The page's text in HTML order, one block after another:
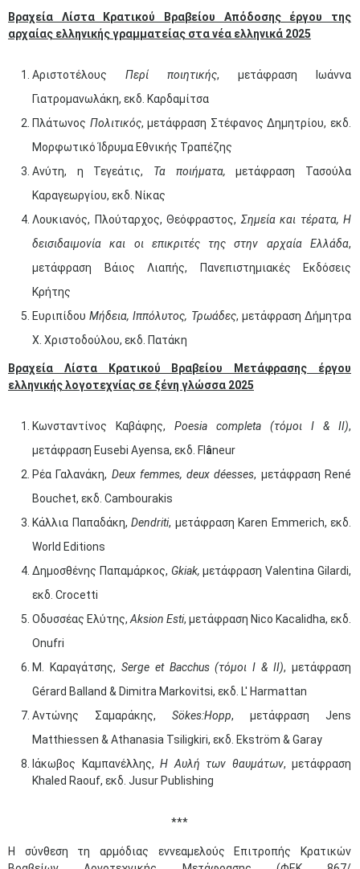
Βραχεία Λίστα Κρατικού Βραβείου Απόδοσης έργου της
αρχαίας ελληνικής γραμματείας στα νέα ελληνικά 2025
Αριστοτέλους Περί ποιητικής, μετάφραση Ιωάννα
Γιατρομανωλάκη, εκδ. Καρδαμίτσα
Πλάτωνος Πολιτικός, μετάφραση Στέφανος Δημητρίου, εκδ.
Μορφωτικό Ίδρυμα Εθνικής Τραπέζης
Ανύτη, η Τεγεάτις, Τα ποιήματα, μετάφραση Τασούλα
Καραγεωργίου, εκδ. Νίκας
Λουκιανός, Πλούταρχος, Θεόφραστος, Σημεία και τέρατα, Η
δεισιδαιμονία και οι επικριτές της στην αρχαία Ελλάδα,
μετάφραση Βάιος Λιαπής, Πανεπιστημιακές Εκδόσεις
Κρήτης
ΕυριπίδουΜήδεια, Ιππόλυτος, Τρωάδες, μετάφραση Δήμητρα
Χ. Χριστοδούλου, εκδ. Πατάκη
Βραχεία Λίστα Κρατικού Βραβείου Μετάφρασης έργου
ελληνικής λογοτεχνίας σε ξένη γλώσσα 2025
Κωνσταντίνος Καβάφης, Poesia completa (τόμοι Ι & ΙΙ),
μετάφραση Eusebi Ayensa, εκδ. Fl âneur
Ρέα Γαλανάκη, Deux femmes,deux déesses, μετάφραση René
Bouchet, εκδ. Cambourakis
Κάλλια Παπαδάκη, Dendriti, μετάφραση Karen Emmerich, εκδ.
World Editions
Δημοσθένης Παπαμάρκος, Gkiak, μετάφραση Valentina Gilardi,
εκδ. Crocetti
Οδυσσέας Ελύτης, Aksion Esti, μετάφραση Nico Kacalidha, εκδ.
Onufri
Μ. Καραγάτσης, Serge et Bacchus (τόμοι Ι &ΙΙ), μετάφραση
Gérard Balland & Dimitra Markovitsi, εκδ. L' Harmattan
Αντώνης Σαμαράκης,
Sökes:Hopp, μετάφραση Jens
Matthiessen & Athanasia Tsiligkiri, εκδ. Ekström & Garay
Ιάκωβος Καμπανέλλης, Η Αυλή των θαυμάτων, μετάφραση
Khaled Raouf, εκδ. Jusur Publishing
​***
H σύνθεση τη αρμόδιας εννεαμελούς Επιτροπής Κρατικών